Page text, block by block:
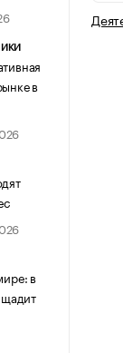
в
в
щадит